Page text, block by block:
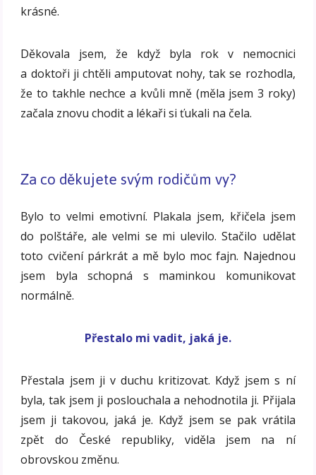
krásné.
Děkovala jsem, že když byla rok v nemocnici
a doktoři ji chtěli amputovat nohy, tak se rozhodla,
že to takhle nechce a kvůli mně (měla jsem 3 roky)
začala znovu chodit a lékaři si ťukali na čela.
Za co děkujete svým rodičům vy?
Bylo to velmi emotivní. Plakala jsem, křičela jsem
do polštáře, ale velmi se mi ulevilo. Stačilo udělat
toto cvičení párkrát a mě bylo moc fajn. Najednou
jsem byla schopná s maminkou komunikovat
normálně.
Přestalo mi vadit, jaká je.
Přestala jsem ji v duchu kritizovat. Když jsem s ní
byla, tak jsem ji poslouchala a nehodnotila ji. Přijala
jsem ji takovou, jaká je. Když jsem se pak vrátila
zpět do České republiky, viděla jsem na ní
obrovskou změnu.